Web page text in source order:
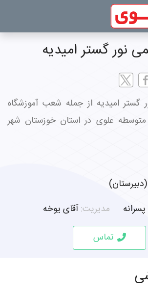
نور گستر امیدیه
گستر امیدیه از جمله شعب آموزشگاه
متوسطه علوی در استان خوزستان شهر
مدیریت:آقای یوخه
تماس